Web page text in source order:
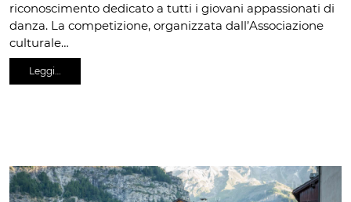
riconoscimento dedicato a tutti i giovani appassionati di
danza. La competizione, organizzata dall’Associazione
culturale…
Leggi…